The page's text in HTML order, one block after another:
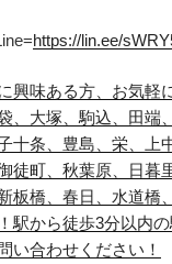
https://lin.ee/
興味ある方、お気軽
、大塚、駒込、田端
十条、豊島、栄、上
徒町、秋葉原、日暮
板橋、春日、水道橋
駅から徒歩3分以内の
い合わせ ください！